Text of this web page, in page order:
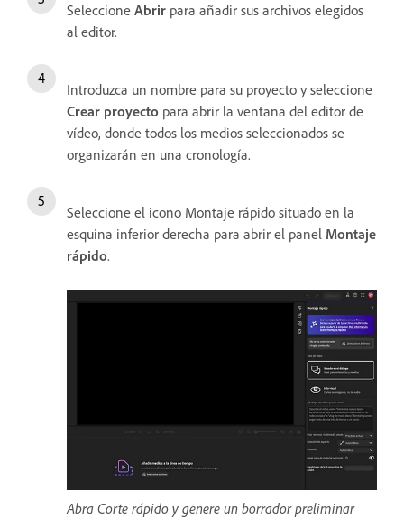
Seleccione Abrir para añadir sus archivos elegidos
al editor.
Introduzca un nombre para su proyecto y seleccione
Crear proyecto para abrir la ventana del editor de
vídeo, donde todos los medios seleccionados se
organizarán en una cronología.
Seleccione el icono Montaje rápido situado en la
esquina inferior derecha para abrir el panel Montaje
rápido.
Abra Corte rápido y genere un borrador preliminar